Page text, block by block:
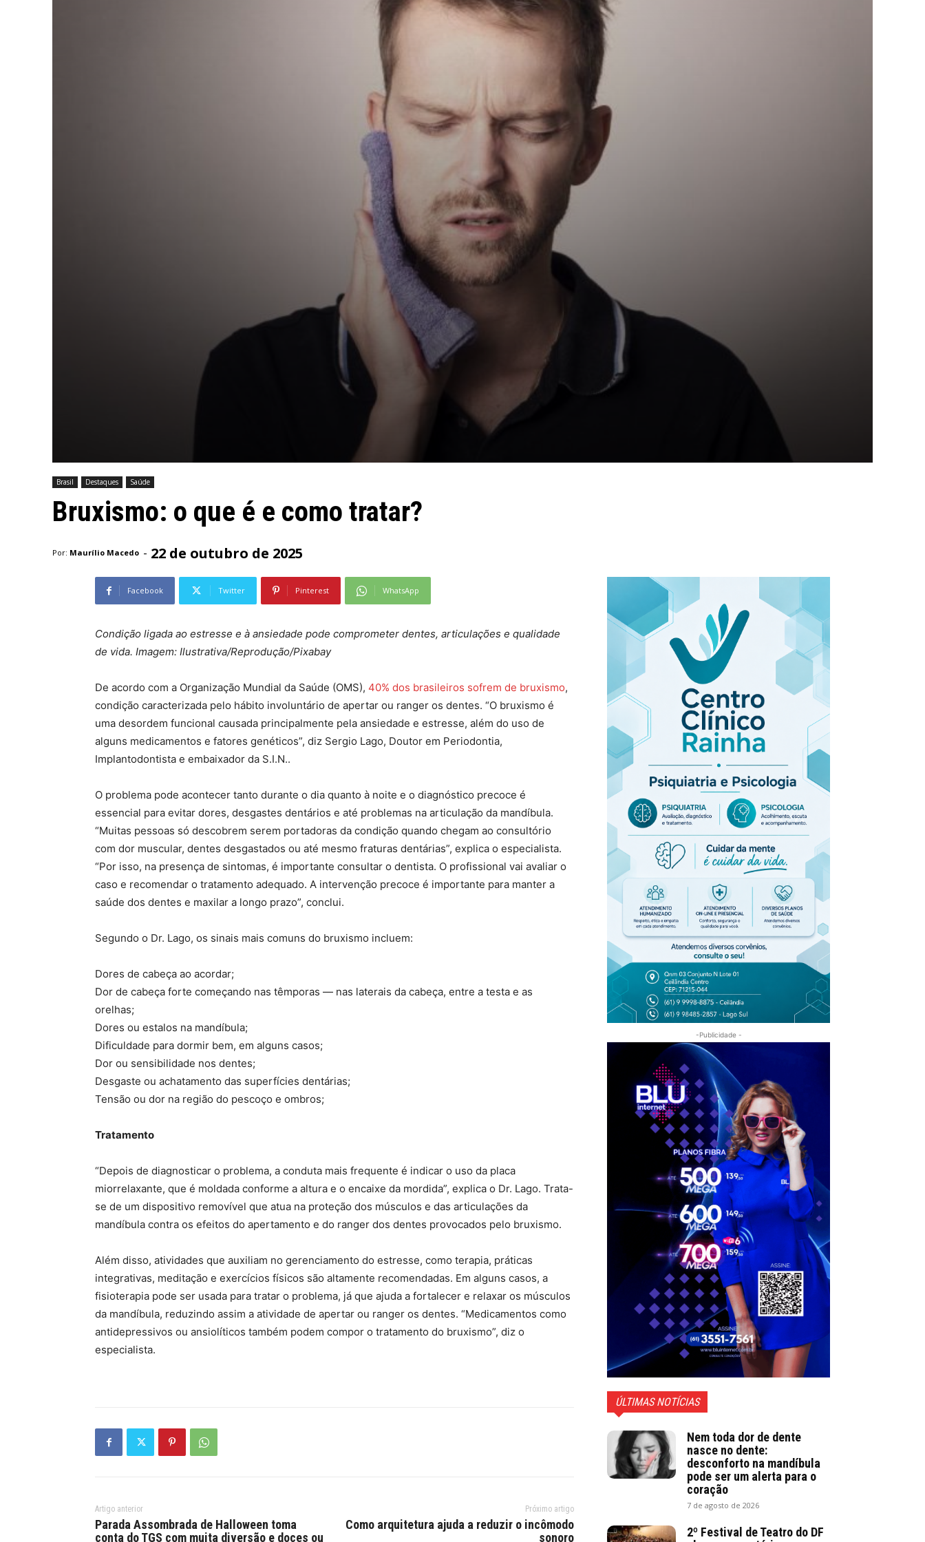
Brasil Destaques Saúde
Bruxismo: o que é e como tratar?
Por: Maurílio Macedo - 22 de outubro de 2025
Facebook Twitter Pinterest WhatsApp
Condição ligada ao estresse e à ansiedade pode comprometer dentes, articulações e qualidade
de vida. Imagem: Ilustrativa/Reprodução/Pixabay
De acordo com a Organização Mundial da Saúde (OMS), 40% dos brasileiros sofrem de bruxismo,
condição caracterizada pelo hábito involuntário de apertar ou ranger os dentes. “O bruxismo é
uma desordem funcional causada principalmente pela ansiedade e estresse, além do uso de
alguns medicamentos e fatores genéticos”, diz Sergio Lago, Doutor em Periodontia,
Implantodontista e embaixador da S.I.N..
O problema pode acontecer tanto durante o dia quanto à noite e o diagnóstico precoce é
essencial para evitar dores, desgastes dentários e até problemas na articulação da mandíbula.
“Muitas pessoas só descobrem serem portadoras da condição quando chegam ao consultório
com dor muscular, dentes desgastados ou até mesmo fraturas dentárias”, explica o especialista.
“Por isso, na presença de sintomas, é importante consultar o dentista. O profissional vai avaliar o
caso e recomendar o tratamento adequado. A intervenção precoce é importante para manter a
saúde dos dentes e maxilar a longo prazo”, conclui.
Segundo o Dr. Lago, os sinais mais comuns do bruxismo incluem:
Dores de cabeça ao acordar;
Dor de cabeça forte começando nas têmporas — nas laterais da cabeça, entre a testa e as
orelhas;
Dores ou estalos na mandíbula;
Dificuldade para dormir bem, em alguns casos;
Dor ou sensibilidade nos dentes;
Desgaste ou achatamento das superfícies dentárias;
Tensão ou dor na região do pescoço e ombros;
Tratamento
“Depois de diagnosticar o problema, a conduta mais frequente é indicar o uso da placa
miorrelaxante, que é moldada conforme a altura e o encaixe da mordida”, explica o Dr. Lago. Trata-
se de um dispositivo removível que atua na proteção dos músculos e das articulações da
mandíbula contra os efeitos do apertamento e do ranger dos dentes provocados pelo bruxismo.
Além disso, atividades que auxiliam no gerenciamento do estresse, como terapia, práticas
integrativas, meditação e exercícios físicos são altamente recomendadas. Em alguns casos, a
fisioterapia pode ser usada para tratar o problema, já que ajuda a fortalecer e relaxar os músculos
da mandíbula, reduzindo assim a atividade de apertar ou ranger os dentes. “Medicamentos como
antidepressivos ou ansiolíticos também podem compor o tratamento do bruxismo”, diz o
especialista.
Artigo anterior
Parada Assombrada de Halloween toma
conta do TGS com muita diversão e doces ou
Próximo artigo
Como arquitetura ajuda a reduzir o incômodo
sonoro
-Publicidade -
ÚLTIMAS NOTÍCIAS
Nem toda dor de dente
nasce no dente:
desconforto na mandíbula
pode ser um alerta para o
coração
7 de agosto de 2026
2º Festival de Teatro do DF